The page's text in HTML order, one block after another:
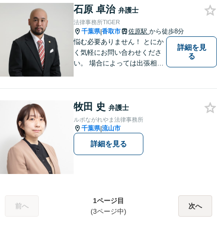
ラブルから取引・契約上の紛
争、交通事故や刑事事件の支
援まで、多様なご相談を承っ
ております。
石原 卓治 弁護士
法律事務所TIGER
千葉県|香取市 佐原駅 から徒歩8分
悩む必要ありません！ とにか
く気軽にお問い合わせくださ
い。 場合によっては出張相談
詳細を見
る
牧田 史 弁護士
ルポながれやま法律事務所
千葉県|流山市
詳細を見る
前へ
1ページ目
(3ページ中)
次へ